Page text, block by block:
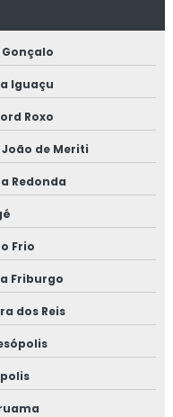
INDUSTRIAIS
MÁQUINAS
Gonçalo
Iguaçu
Roxo
João de Meriti
Redonda
Frio
Friburgo
dos Reis